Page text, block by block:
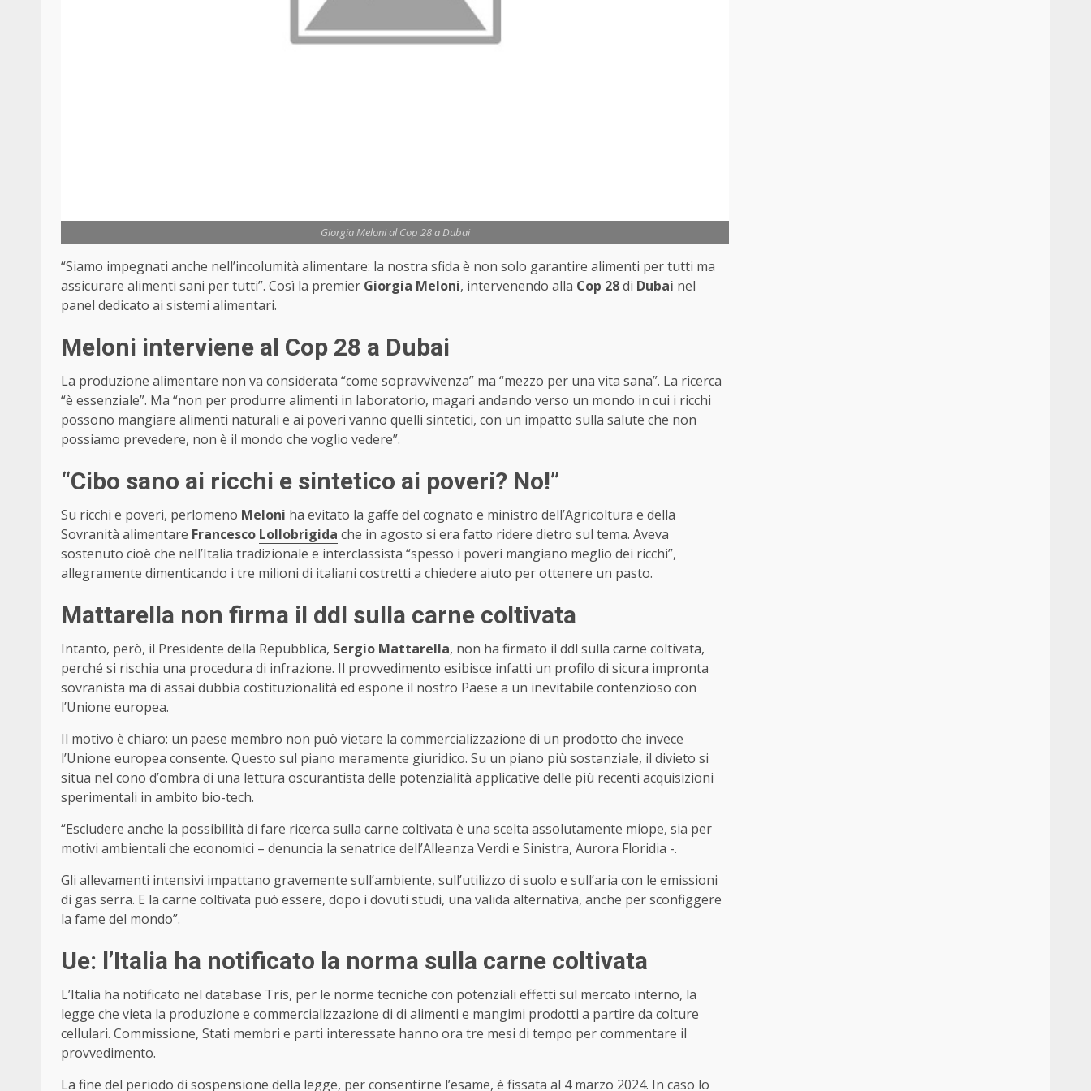
Giorgia Meloni al Cop 28 a Dubai
“Siamo impegnati anche nell’incolumità alimentare: la nostra sfida è non solo garantire alimenti per tutti ma
assicurare alimenti sani per tutti”. Così la premier Giorgia Meloni, intervenendo alla Cop 28di Dubai nel
panel dedicato ai sistemi alimentari.
Meloni interviene al Cop 28 a Dubai
La produzione alimentare non va considerata “come sopravvivenza” ma “mezzo per una vita sana”. La ricerca
“è essenziale”. Ma “non per produrre alimenti in laboratorio, magari andando verso un mondo in cui i ricchi
possono mangiare alimenti naturali e ai poveri vanno quelli sintetici, con un impatto sulla salute che non
possiamo prevedere, non è il mondo che voglio vedere”.
“Cibo sano ai ricchi e sintetico ai poveri? No!”
Su ricchi e poveri, perlomeno Meloni ha evitato la gaffe del cognato e ministro dell’Agricoltura e della
Sovranità alimentare Francesco Lollobrigida che in agosto si era fatto ridere dietro sul tema. Aveva
sostenuto cioè che nell’Italia tradizionale e interclassista “spesso i poveri mangiano meglio dei ricchi”,
allegramente dimenticando i tre milioni di italiani costretti a chiedere aiuto per ottenere un pasto.
Mattarella non firma il ddl sulla carne coltivata
Intanto, però, il Presidente della Repubblica, Sergio Mattarella, non ha firmato il ddl sulla carne coltivata,
perché si rischia una procedura di infrazione. Il provvedimento esibisce infatti un profilo di sicura impronta
sovranista ma di assai dubbia costituzionalità ed espone il nostro Paese a un inevitabile contenzioso con
l’Unione europea.
Il motivo è chiaro: un paese membro non può vietare la commercializzazione di un prodotto che invece
l’Unione europea consente. Questo sul piano meramente giuridico. Su un piano più sostanziale, il divieto si
situa nel cono d’ombra di una lettura oscurantista delle potenzialità applicative delle più recenti acquisizioni
sperimentali in ambito bio-tech.
“Escludere anche la possibilità di fare ricerca sulla carne coltivata è una scelta assolutamente miope, sia per
motivi ambientali che economici – denuncia la senatrice dell’Alleanza Verdi e Sinistra, Aurora Floridia -.
Gli allevamenti intensivi impattano gravemente sull’ambiente, sull’utilizzo di suolo e sull’aria con le emissioni
di gas serra. E la carne coltivata può essere, dopo i dovuti studi, una valida alternativa, anche per sconfiggere
la fame del mondo”.
Ue: l’Italia ha notificato la norma sulla carne coltivata
L’Italia ha notificato nel database Tris, per le norme tecniche con potenziali effetti sul mercato interno, la
legge che vieta la produzione e commercializzazione di di alimenti e mangimi prodotti a partire da colture
cellulari. Commissione, Stati membri e parti interessate hanno ora tre mesi di tempo per commentare il
provvedimento.
La fine del periodo di sospensione della legge, per consentirne l’esame, è fissata al 4 marzo 2024. In caso lo